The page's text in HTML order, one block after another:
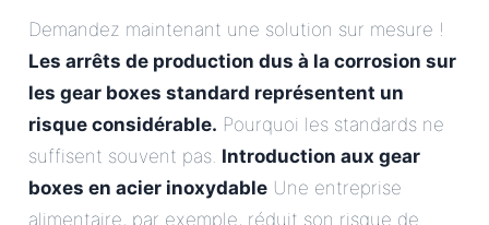
Demandez maintenant une solution sur mesure !
Les arrêts de production dus à la corrosion sur
les gear boxes standard représentent un
risque considérable. Pourquoi les standards ne
suffisent souvent pas. Introduction aux gear
boxes en acier inoxydable Une entreprise
alimentaire, par exemple, réduit son risque de